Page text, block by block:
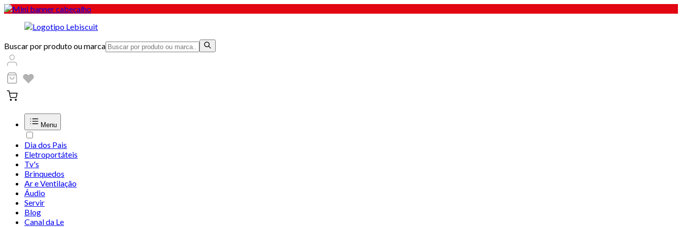
Buscar por produto ou marca
Menu
Dia dos Pais
Eletroportáteis
Tv's
Brinquedos
Ar e Ventilação
Áudio
Servir
Blog
Canal da Le